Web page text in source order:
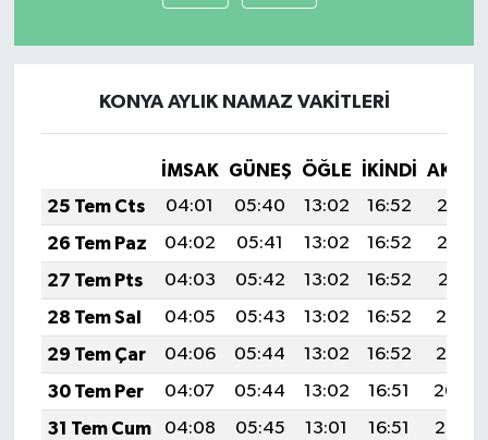
KONYA AYLIK NAMAZ VAKITLERI
İMSAK GÜNEŞ ÖĞLE İKINDI
25 Tem Cts
04:01 05:40 13:02 16:52
20:13
26 Tem Paz
04:02 05:41 13:02 16:52
20:12
27 Tem Pts
04:03 05:42 13:02 16:52
20:11
28 Tem Sal
04:05 05:43 13:02 16:52
20:10
29 Tem Çar
04:06 05:44 13:02 16:52
20:10
30 Tem Per
04:07 05:44 13:02 16:51
20:09
31 Tem Cum
04:08 05:45 13:01 16:51
20:08